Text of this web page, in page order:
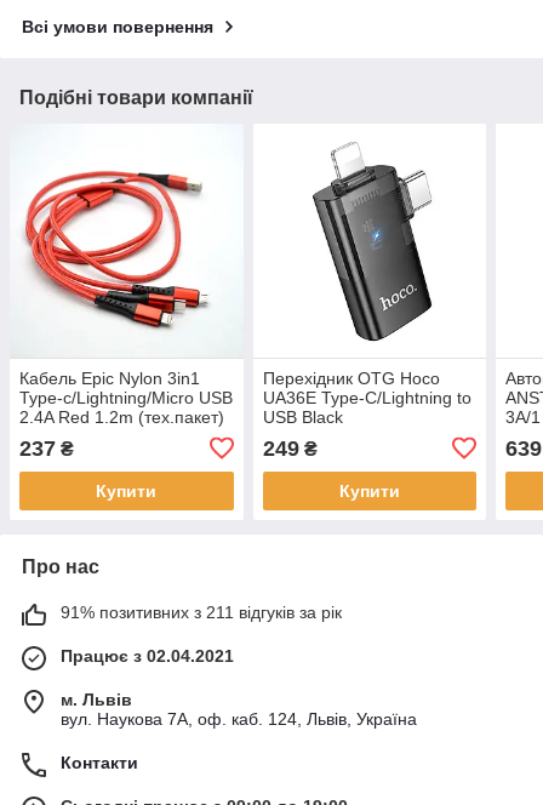
Всі умови повернення
Подібні товари компанії
Кабель Epic Nylon 3in1
Type-c/Lightning/Micro USB
2.4A Red 1.2m (тех.пакет)
237 ₴
Купити
Перехідник OTG Hoco
UA36E Type-C/Lightning to
USB Black
249₴
Купити
3A/
639
Про нас
91% позитивних з 211 відгуків за рік
Працює з 02.04.2021
м. Львів
вул. Наукова 7А, оф. каб. 124, Львів, Україна
Контакти